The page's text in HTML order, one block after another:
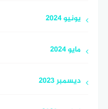
يونيو 2024
مايو 2024
ديسمبر 2023